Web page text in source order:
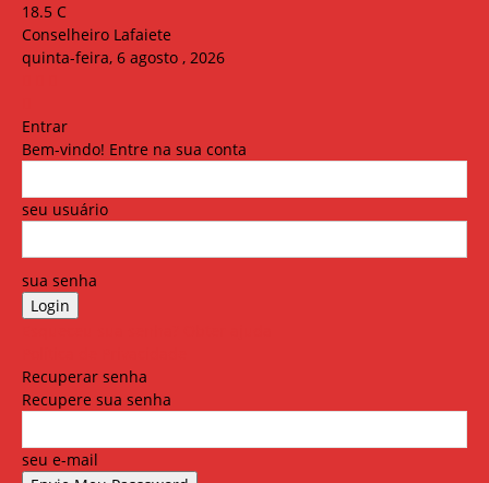
18.5 C
Conselheiro Lafaiete
quinta-feira, 6 agosto , 2026
Entrar
Bem-vindo! Entre na sua conta
seu usuário
sua senha
Recuperar senha
Recupere sua senha
seu e-mail